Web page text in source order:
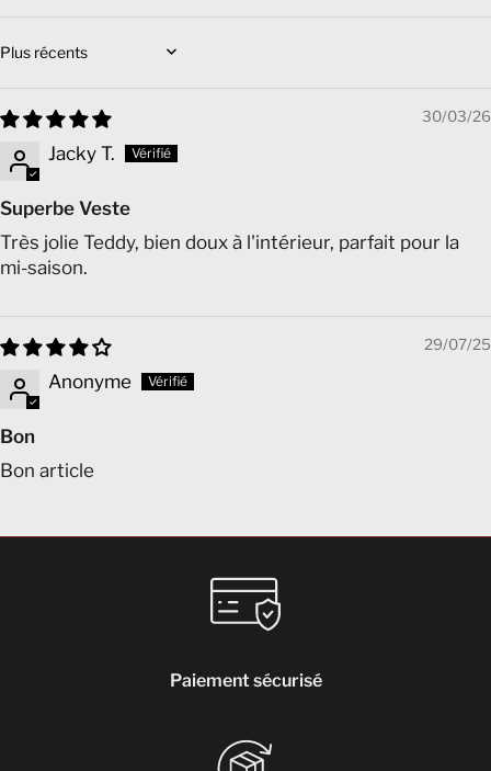
Sort by
30/03/26
Jacky T.
Superbe Veste
Très jolie Teddy, bien doux à l'intérieur, parfait pour la
mi-saison.
29/07/25
Anonyme
Bon
Bon article
Paiement sécurisé